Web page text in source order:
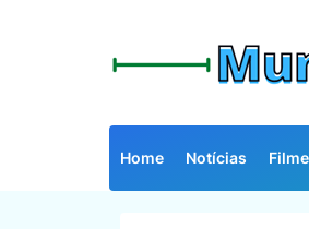
Home Notícias